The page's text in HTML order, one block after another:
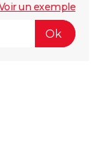
un exemple